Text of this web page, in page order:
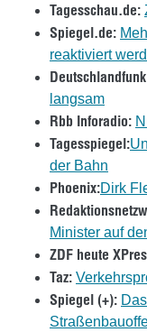
Tagesschau.de:
Spiegel.de:
reaktiviert
langsam
Rbb Inforadio:
Tagesspiegel:
der Bahn
Phoenix:Dirk
Minister auf
ZDF heute
Taz:
Spiegel (+):